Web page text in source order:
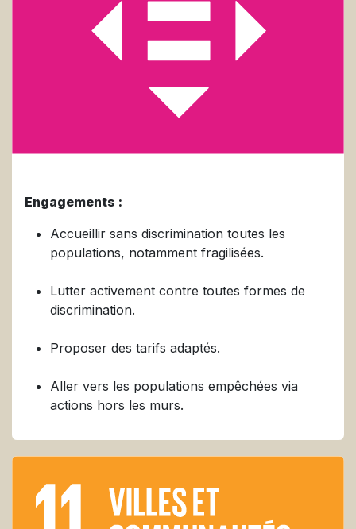
Engagements :
Accueillir sans discrimination toutes les
populations, notamment fragilisées.
Lutter activement contre toutes formes de
discrimination.
Proposer des tarifs adaptés.
Aller vers les populations empêchées via
actions hors les murs.